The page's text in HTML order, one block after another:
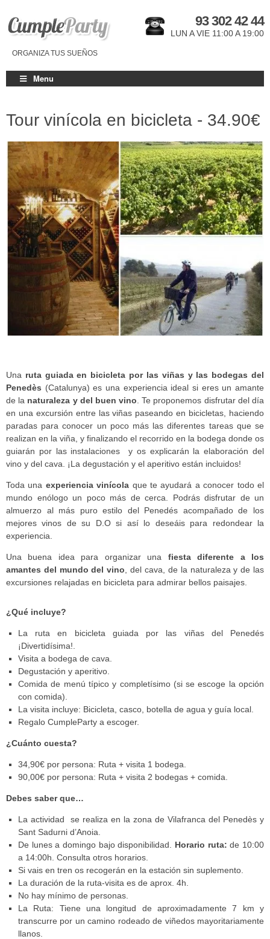
ORGANIZA TUS SUEÑOS
93 302 42 44
LUN A VIE 11:00 A 19:00
Menu
Tour vinícola en bicicleta - 34.90€
Una ruta guiada en bicicleta por las viñas y las bodegas del
Penedès (Catalunya) es una experiencia ideal si eres un amante
de la naturaleza y del buen vino . Te proponemos disfrutar del día
en una excursión entre las viñas paseando en bicicletas, haciendo
paradas para conocer un poco más las diferentes tareas que se
realizan en la viña, y finalizando el recorrido en la bodega donde os
guiarán por las instalaciones y os explicarán la elaboración del
vino y del cava. ¡La degustación y el aperitivo están incluidos!
Toda una experiencia vinícola que te ayudará a conocer todo el
mundo enólogo un poco más de cerca. Podrás disfrutar de un
almuerzo al más puro estilo del Penedés acompañado de los
mejores vinos de su D.O si así lo deseáis para redondear la
experiencia.
Una buena idea para organizar una fiesta diferente a los
amantes del mundo del vino , del cava, de la naturaleza y de las
excursiones relajadas en bicicleta para admirar bellos paisajes.
¿Qué incluye?
La ruta en bicicleta guiada por las viñas del Penedés
¡Divertidísima!.
Visita a bodega de cava.
Degustación y aperitivo.
Comida de menú típico y completísimo (si se escoge la opción
con comida).
La visita incluye: Bicicleta, casco, botella de agua y guía local.
Regalo CumpleParty a escoger.
¿Cuánto cuesta?
34,90€ por persona: Ruta + visita 1 bodega.
90,00€ por persona: Ruta + visita 2 bodegas + comida.
Debes saber que…
La actividad se realiza en la zona de Vilafranca del Penedès y
Sant Sadurni d’Anoia.
De lunes a domingo bajo disponibilidad. Horario ruta: de 10:00
a 14:00h. Consulta otros horarios.
Si vais en tren os recogerán en la estación sin suplemento.
La duración de la ruta-visita es de aprox. 4h.
No hay mínimo de personas.
La Ruta: Tiene una longitud de aproximadamente 7 km y
transcurre por un camino rodeado de viñedos mayoritariamente
llanos.